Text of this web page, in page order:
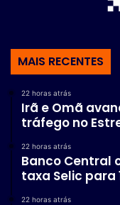
MAIS RECENTES
22 horas atrás
Irã e Omã
tráfego no
22 horas atrás
Banco Central
taxa Selic para
22 horas atrás